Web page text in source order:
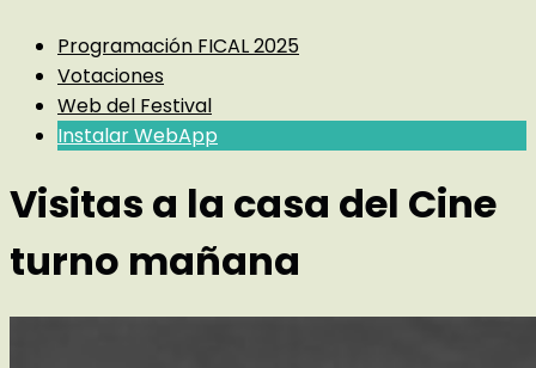
Programación FICAL 2025
Votaciones
Web del Festival
Instalar WebApp
Visitas a la casa del Cine
turno mañana